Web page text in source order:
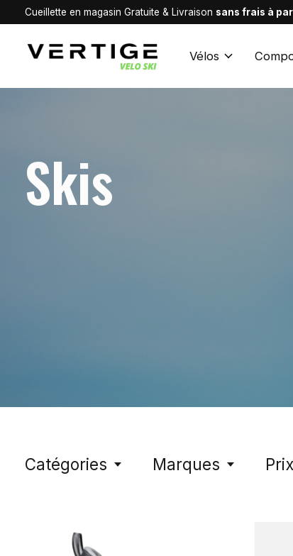
Cueillette en magasin Gratuite & Livraison sans frais à
Vélos
Skis
Catégories Marques Prix